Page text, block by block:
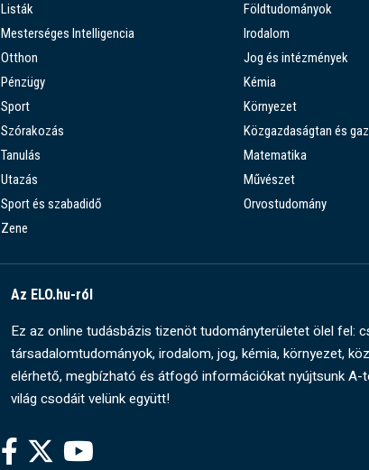
Listák
Mesterséges Intelligencia
Otthon
Pénzügy
Sport
Szórakozás
Tanulás
Utazás
Sport és szabadidő
Zene
Földtudományok
Irodalom
Jog és intézmények
Kémia
Környezet
Közgazdaságtan és
Matematika
Művészet
Orvostudomány
Az ELO.hu-ról
Ez az online tudásbázis tizenöt tudományterületet ölel fel:
társadalomtudományok, irodalom, jog, kémia, környezet,
elérhető, megbízható és átfogó információkat nyújtsunk
világ csodáit velünk együtt!